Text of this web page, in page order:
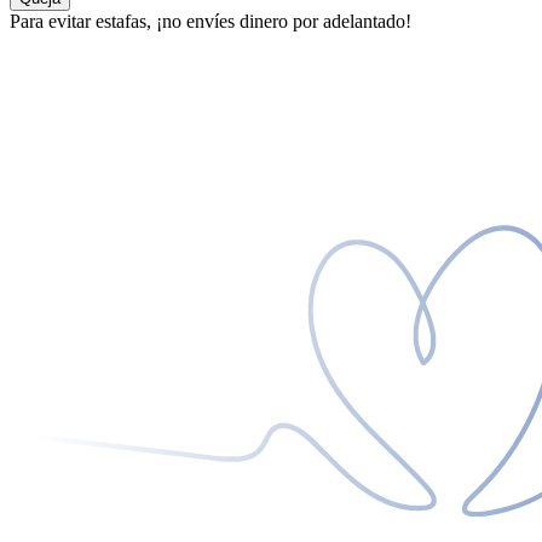
Para evitar estafas, ¡no envíes dinero por adelantado!